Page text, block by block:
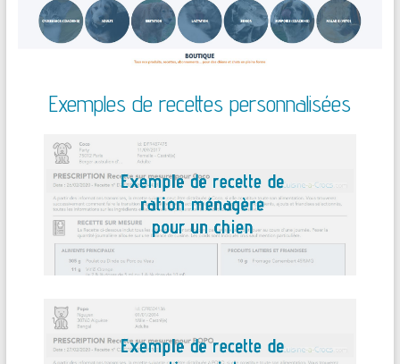
Exemples de recettes personnalisées